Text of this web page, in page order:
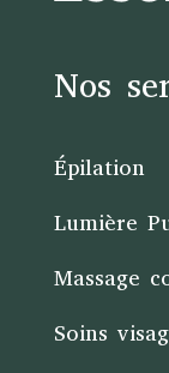
Nos
Épilation
Lumière
Massage
Soins